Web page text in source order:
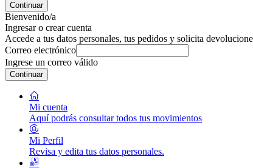
Continuar
Bienvenido/a
Ingresar o crear cuenta
Accede a tus datos personales, tus pedidos y solicita
Correo electrónico
Ingrese un correo válido
Continuar
Mi cuenta
Aquí podrás consultar todos tus movimientos
Mi Perfil
Revisa y edita tus datos personales.